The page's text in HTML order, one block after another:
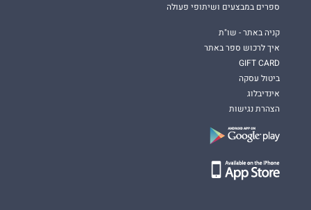
ספרים במבצעים ושיתופי פעולה
קניה באתר - שו"ת
איך לרכוש ספר באתר
GIFT CARD
ביטול עסקה
אינדיבלוג
הצהרת נגישות